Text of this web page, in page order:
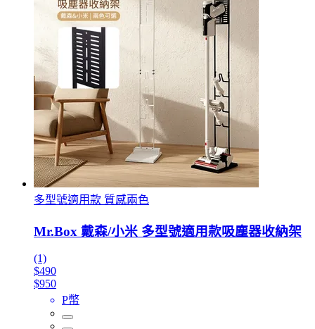
多型號適用款 質感兩色
Mr.Box 戴森/小米 多型號適用款吸塵器收納架
(1)
$490
$950
P幣